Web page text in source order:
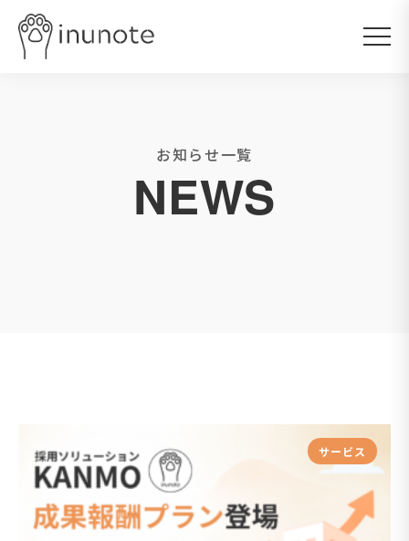
NEWS
お知らせ一覧
サービス